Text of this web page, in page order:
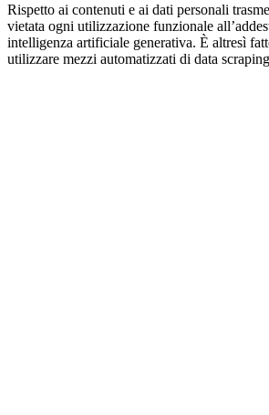
Rispetto ai contenuti e ai dati personali
vietata ogni utilizzazione funzionale
intelligenza artificiale generativa. È altresì
utilizzare mezzi automatizzati di data